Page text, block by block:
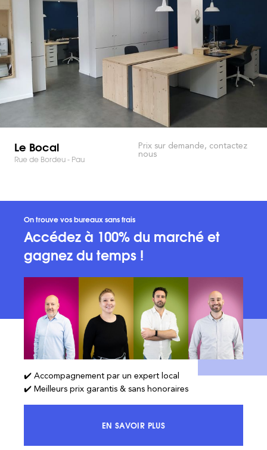
Le Bocal
Rue de Bordeu - Pau
Prix sur demande, contactez
nous
On trouve vos bureaux sans frais
Accédez à 100% du marché et
gagnez du temps !
✔️ Accompagnement par un expert local
✔️ Meilleurs prix garantis & sans honoraires
EN SAVOIR PLUSACCÉDEZ À 100% DU MARCHÉ ET